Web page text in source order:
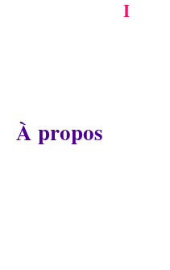
I
À propos